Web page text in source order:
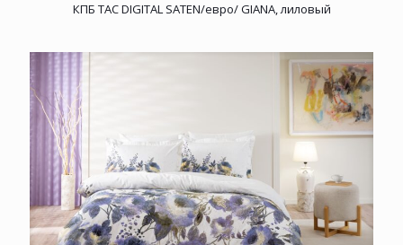
КПБ TAC DIGITAL SATEN/евро/ GIANA, лиловый